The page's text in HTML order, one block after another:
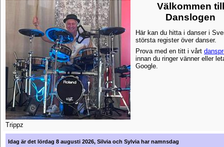
Trippz
Välkommen till
Danslogen
Här kan du hitta i danser i
största register över danser.
Prova med en titt i vårt
innan du ringer vänner eller
Google.
Idag är det lördag 8 augusti 2026, Silvia och Sylvia har namnsdag